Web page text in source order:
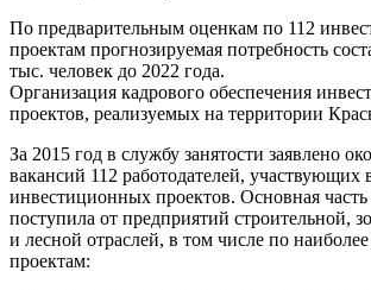
По предварительным оценкам по 112
проектам прогнозируемая потребность
тыс. человек до 2022 года.
Организация кадрового обеспечения
проектов, реализуемых на территории
За 2015 год в службу занятости заявлено
вакансий 112 работодателей, участвующих
инвестиционных проектов. Основная часть
поступила от предприятий строительной,
и лесной отраслей, в том числе по
проектам: